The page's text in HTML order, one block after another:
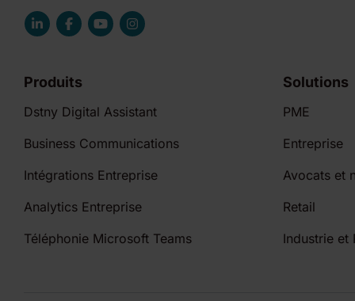
Produits
Dstny Digital Assistant
Business Communications
Intégrations Entreprise
Analytics Entreprise
Téléphonie Microsoft Teams
Solutions
PME
Entreprise
Avocats et
Retail
Industrie et